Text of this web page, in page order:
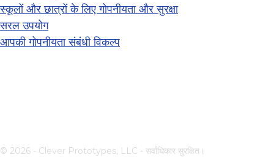
स्कूलों और छात्रों के लिए गोपनीयता और सुरक्षा
सरल उपयोग
आपकी गोपनीयता संबंधी विकल्प
© 2026 - Clever Prototypes, LLC - सर्वाधिकार सुरक्षित।